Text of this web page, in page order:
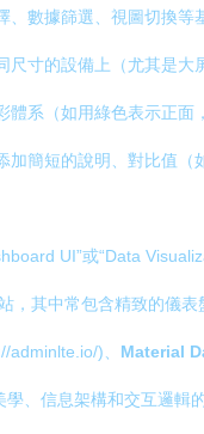
、數據篩選、視圖切換等
尺寸的設備上（尤其是大
體系（如用綠色表示正面
加簡短的說明、對比值（
UI”或“Data
，其中常包含精致的儀表
adminlte.io/)、 Material
、信息架構和交互邏輯